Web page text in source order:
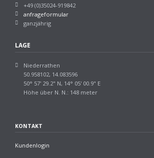
+49 (0)35024-919842
anfrageformular
ganzjährig
LAGE
Niederrathen
50.958102, 14.083596
50° 57' 29.2" N, 14° 05' 00.9" E
Höhe über N. N.: 148 meter
KONTAKT
Kundenlogin